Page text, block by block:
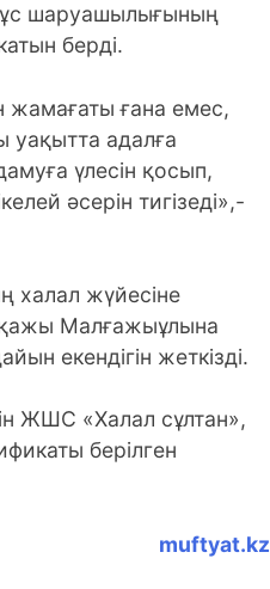
шаруашылығының
берді.
жамағаты ғана емес,
уақытта адалға
үлесін қосып,
әсерін тигізеді»,-
халал жүйесіне
Малғажыұлына
екендігін жеткізді.
ЖШС «Халал сұлтан»,
берілген
muftyat.kz